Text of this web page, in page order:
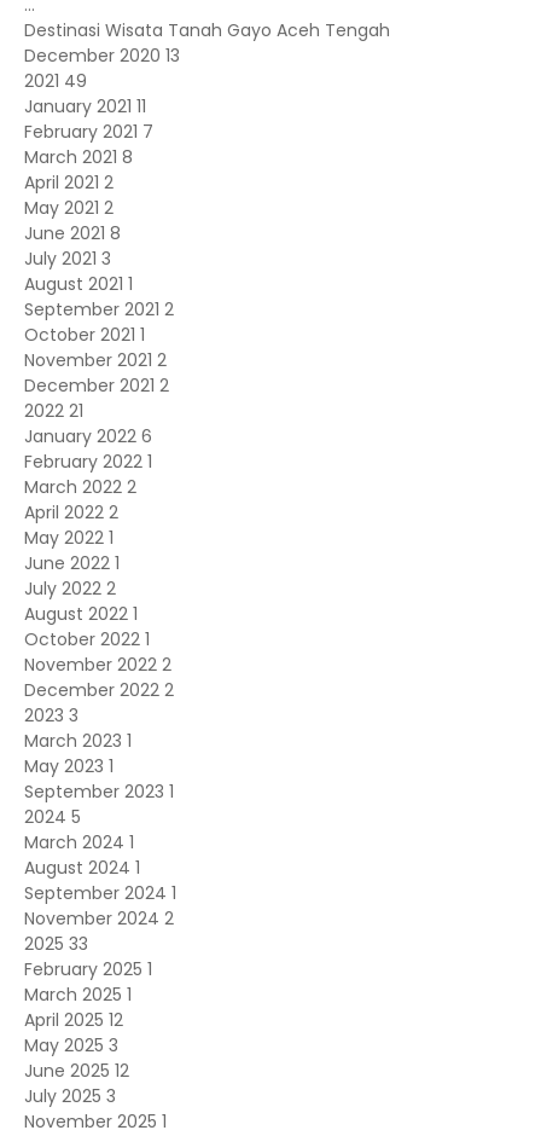
...
Destinasi Wisata Tanah Gayo Aceh Tengah
December 2020 13
2021 49
January 2021 11
February 2021 7
March 2021 8
April 2021 2
May 2021 2
June 2021 8
July 2021 3
August 2021 1
September 2021 2
October 2021 1
November 2021 2
December 2021 2
2022 21
January 2022 6
February 2022 1
March 2022 2
April 2022 2
May 2022 1
June 2022 1
July 2022 2
August 2022 1
October 2022 1
November 2022 2
December 2022 2
2023 3
March 2023 1
May 2023 1
September 2023 1
2024 5
March 2024 1
August 2024 1
September 2024 1
November 2024 2
2025 33
February 2025 1
March 2025 1
April 2025 12
May 2025 3
June 2025 12
July 2025 3
November 2025 1